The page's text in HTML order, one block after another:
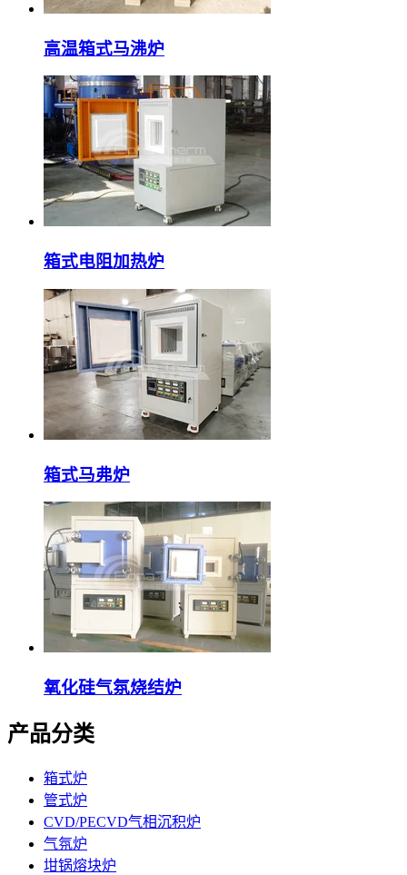
高温箱式马沸炉
箱式电阻加热炉
箱式马弗炉
氧化硅气氛烧结炉
产品分类
箱式炉
管式炉
CVD/PECVD气相沉积炉
气氛炉
坩锅熔块炉